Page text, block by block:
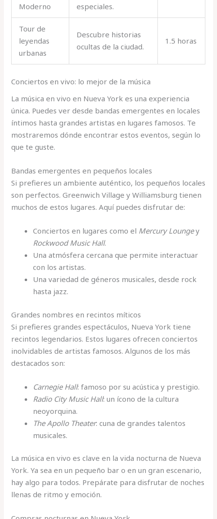
Moderno
especiales.
Tour de
leyendas
urbanas
Descubre historias
ocultas de la ciudad.
1.5 horas
Conciertos en vivo: lo mejor de la música
La música en vivo en Nueva York es una experiencia
única. Puedes ver desde bandas emergentes en locales
íntimos hasta grandes artistas en lugares famosos. Te
mostraremos dónde encontrar estos eventos, según lo
que te guste.
Bandas emergentes en pequeños locales
Si prefieres un ambiente auténtico, los pequeños locales
son perfectos. Greenwich Village y Williamsburg tienen
muchos de estos lugares. Aquí puedes disfrutar de:
Conciertos en lugares como el Mercury Loungey
Rockwood Music Hall.
Una atmósfera cercana que permite interactuar
con los artistas.
Una variedad de géneros musicales, desde rock
hasta jazz.
Grandes nombres en recintos míticos
Si prefieres grandes espectáculos, Nueva York tiene
recintos legendarios. Estos lugares ofrecen conciertos
inolvidables de artistas famosos. Algunos de los más
destacados son:
Carnegie Hall: famoso por su acústica y prestigio.
Radio City Music Hall: un ícono de la cultura
neoyorquina.
The Apollo Theater: cuna de grandes talentos
musicales.
La música en vivo es clave en la vida nocturna de Nueva
York. Ya sea en un pequeño bar o en un gran escenario,
hay algo para todos. Prepárate para disfrutar de noches
llenas de ritmo y emoción.